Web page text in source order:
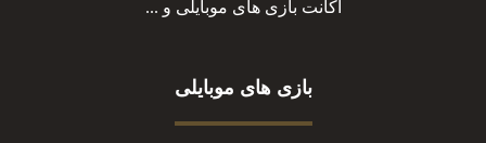
اکانت بازی های موبایلی و ...
بازی های موبایلی